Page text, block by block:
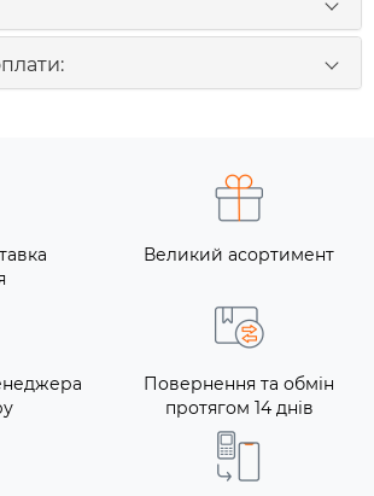
Великий асортимент
Повернення та обмін
протягом 14 днів